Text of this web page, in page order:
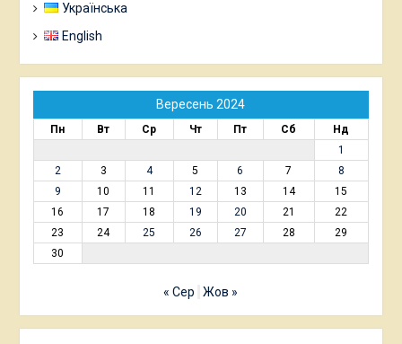
Українська
English
Вересень 2024
Пн Вт Ср Чт Пт Сб
Нд
1
2
3 4 5 6 7
8
9
10 11 12 13 14
15
16
17 18 19 20 21
22
23
24 25 26 27 28
29
30
« Сер Жов »